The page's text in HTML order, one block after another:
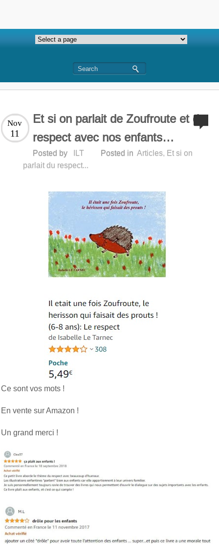
Et si on parlait de Zoufroute et du
respect avec nos enfants…
Nov
11
Posted by ILT Posted in Articles, Et si on
parlait du respect...
Ce sont vos mots !
En vente sur Amazon !
Un grand merci !